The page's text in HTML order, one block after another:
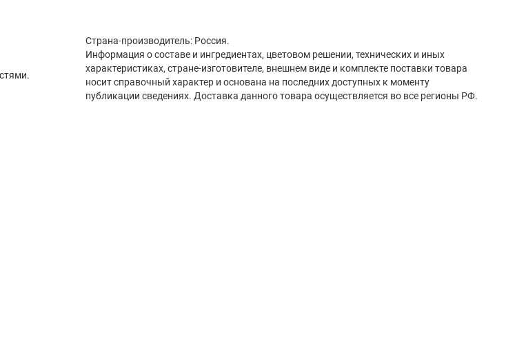
Страна-производитель: Россия.
Информация о составе и ингредиентах, цветовом решении, технических и иных
характеристиках, стране-изготовителе, внешнем виде и комплекте поставки товара
носит справочный характер и основана на последних доступных к моменту
публикации сведениях. Доставка данного товара осуществляется во все регионы РФ.